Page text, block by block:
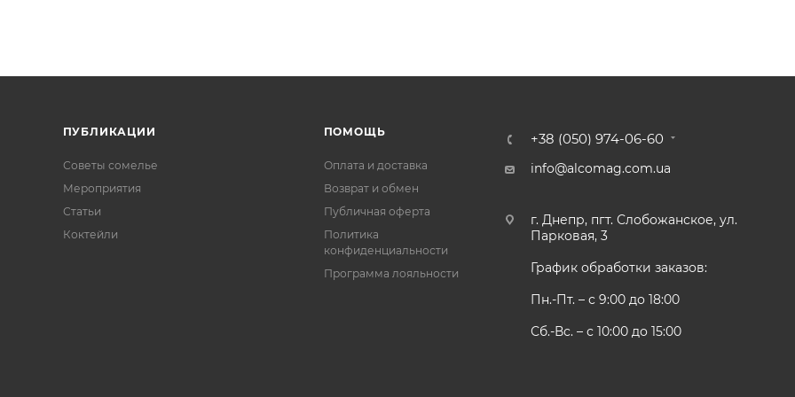
ПУБЛИКАЦИИ
Советы сомелье
Мероприятия
Статьи
Коктейли
ПОМОЩЬ
Оплата и доставка
Возврат и обмен
Публичная оферта
Политика
конфиденциальности
Программа лояльности
+38 (050) 974-06-60
info@alcomag.com.ua
г. Днепр, пгт. Слобожанское, ул.
Парковая, 3
График обработки заказов:
Пн.-Пт. – с 9:00 до 18:00
Сб.-Вс. – с 10:00 до 15:00